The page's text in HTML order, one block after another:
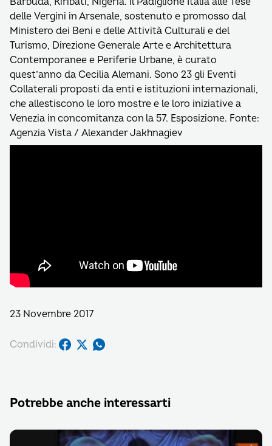
delle Vergini in Arsenale, sostenuto e promosso dal
Ministero dei Beni e delle Attività Culturali e del
Turismo, Direzione Generale Arte e Architettura
Contemporanee e Periferie Urbane, è curato
quest’anno da Cecilia Alemani. Sono 23 gli Eventi
Collaterali proposti da enti e istituzioni internazionali,
che allestiscono le loro mostre e le loro iniziative a
Venezia in concomitanza con la 57. Esposizione. Fonte:
Agenzia Vista / Alexander Jakhnagiev
23 Novembre 2017
Condividi:
Potrebbe anche interessarti